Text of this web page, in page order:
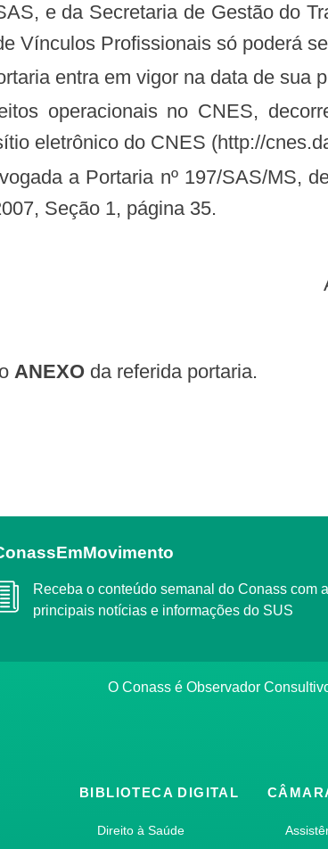
e da Secretaria de Gestão do
Vínculos Profissionais só poderá
entra em vigor na data de sua
eletrônico do CNES (http://
Seção 1, página 35.
o ANEXO da referida portaria.
#ConassEmMovimento
Receba o conteúdo semanal do Conass com as
principais notícias e informações do SUS
O Conass é Observador
BIBLIOTECA DIGITAL
Direito à Saúde